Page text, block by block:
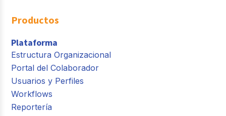
Productos
Plataforma
Estructura Organizacional
Portal del Colaborador
Usuarios y Perfiles
Workflows
Reportería